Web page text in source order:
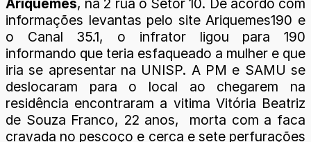
informações levantas pelo site Ariquemes190 e
o Canal 35.1, o infrator ligou para 190
informando que teria esfaqueado a mulher e que
iria se apresentar na UNISP. A PM e SAMU se
deslocaram para o local ao chegarem na
residência encontraram a vitima Vitória Beatriz
de Souza Franco, 22 anos, morta com a faca
cravada no pescoço e cerca e sete perfurações